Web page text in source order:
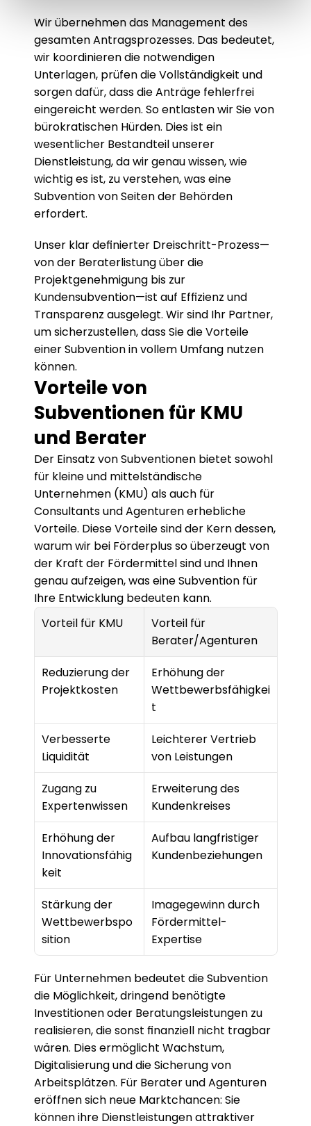
Wir übernehmen das Management des
gesamten Antragsprozesses. Das bedeutet,
wir koordinieren die notwendigen
Unterlagen, prüfen die Vollständigkeit und
sorgen dafür, dass die Anträge fehlerfrei
eingereicht werden. So entlasten wir Sie von
bürokratischen Hürden. Dies ist ein
wesentlicher Bestandteil unserer
Dienstleistung, da wir genau wissen, wie
wichtig es ist, zu verstehen, was eine
Subvention von Seiten der Behörden
erfordert.
Unser klar definierter Dreischritt-Prozess—
von der Beraterlistung über die
Projektgenehmigung bis zur
Kundensubvention—ist auf Effizienz und
Transparenz ausgelegt. Wir sind Ihr Partner,
um sicherzustellen, dass Sie die Vorteile
einer Subvention in vollem Umfang nutzen
können.
Vorteile von
Subventionen für KMU
und Berater
Der Einsatz von Subventionen bietet sowohl
für kleine und mittelständische
Unternehmen (KMU) als auch für
Consultants und Agenturen erhebliche
Vorteile. Diese Vorteile sind der Kern dessen,
warum wir bei Förderplus so überzeugt von
der Kraft der Fördermittel sind und Ihnen
genau aufzeigen, was eine Subvention für
Ihre Entwicklung bedeuten kann.
Vorteil für KMU
Vorteil für
Berater/Agenturen
Reduzierung der
Projektkosten
Erhöhung der
Wettbewerbsfähigkei
t
Verbesserte
Liquidität
Leichterer Vertrieb
von Leistungen
Zugang zu
Expertenwissen
Erweiterung des
Kundenkreises
Erhöhung der
Innovationsfähig
keit
Aufbau langfristiger
Kundenbeziehungen
Stärkung der
Wettbewerbspo
sition
Imagegewinn durch
Fördermittel-
Expertise
Für Unternehmen bedeutet die Subvention
die Möglichkeit, dringend benötigte
Investitionen oder Beratungsleistungen zu
realisieren, die sonst finanziell nicht tragbar
wären. Dies ermöglicht Wachstum,
Digitalisierung und die Sicherung von
Arbeitsplätzen. Für Berater und Agenturen
eröffnen sich neue Marktchancen: Sie
können ihre Dienstleistungen attraktiver